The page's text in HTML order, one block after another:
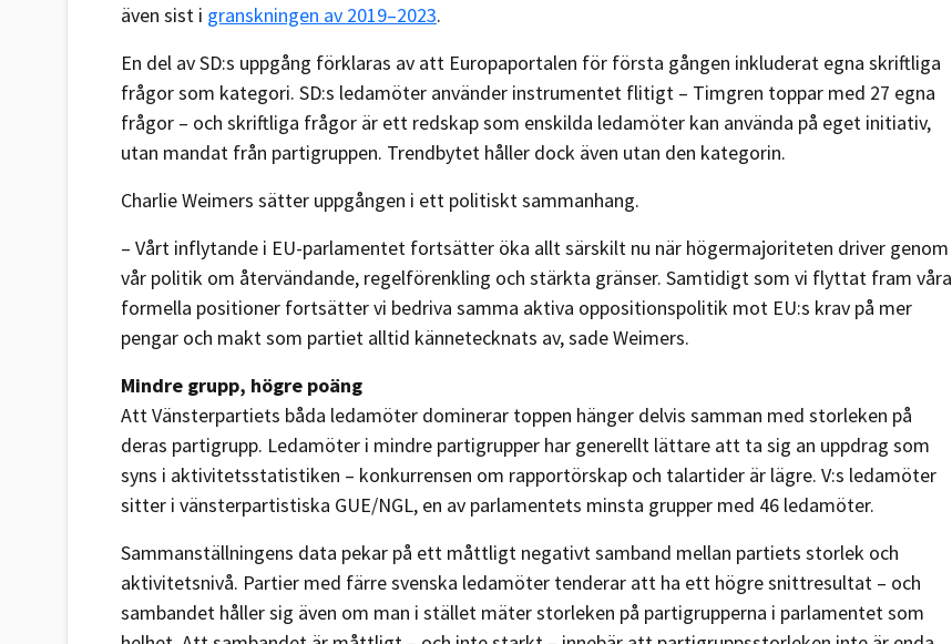
även sist i granskningen av 2019–2023.
En del av SD:s uppgång förklaras av att Europaportalen för första gången inkluderat egna skriftliga
frågor som kategori. SD:s ledamöter använder instrumentet flitigt – Timgren toppar med 27 egna
frågor – och skriftliga frågor är ett redskap som enskilda ledamöter kan använda på eget initiativ,
utan mandat från partigruppen. Trendbytet håller dock även utan den kategorin.
Charlie Weimers sätter uppgången i ett politiskt sammanhang.
– Vårt inflytande i EU-parlamentet fortsätter öka allt särskilt nu när högermajoriteten driver genom
vår politik om återvändande, regelförenkling och stärkta gränser. Samtidigt som vi flyttat fram våra
formella positioner fortsätter vi bedriva samma aktiva oppositionspolitik mot EU:s krav på mer
pengar och makt som partiet alltid kännetecknats av, sade Weimers.
Mindre grupp, högre poäng
Att Vänsterpartiets båda ledamöter dominerar toppen hänger delvis samman med storleken på
deras partigrupp. Ledamöter i mindre partigrupper har generellt lättare att ta sig an uppdrag som
syns i aktivitetsstatistiken – konkurrensen om rapportörskap och talartider är lägre. V:s ledamöter
sitter i vänsterpartistiska GUE/NGL, en av parlamentets minsta grupper med 46 ledamöter.
Sammanställningens data pekar på ett måttligt negativt samband mellan partiets storlek och
aktivitetsnivå. Partier med färre svenska ledamöter tenderar att ha ett högre snittresultat – och
sambandet håller sig även om man i stället mäter storleken på partigrupperna i parlamentet som